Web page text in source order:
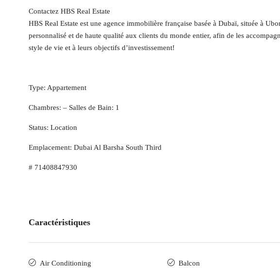
Contactez HBS Real Estate
HBS Real Estate est une agence immobilière française basée à Dubaï, située à
personnalisé et de haute qualité aux clients du monde entier, afin de les
style de vie et à leurs objectifs d’investissement!
Type: Appartement
Chambres: – Salles de Bain: 1
Status: Location
Emplacement: Dubai Al Barsha South Third
# 71408847930
Caractéristiques
Air Conditioning Balcon